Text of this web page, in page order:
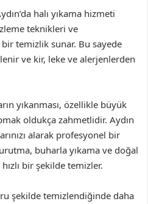
halı yıkama hizmeti
teknikleri ve
temizlik sunar. Bu sayede
ve kir, leke ve alerjenlerden
yıkanması, özellikle büyük
oldukça zahmetlidir. Aydın
alarak profesyonel bir
buharla yıkama ve doğal
bir şekilde temizler.
şekilde temizlendiğinde daha